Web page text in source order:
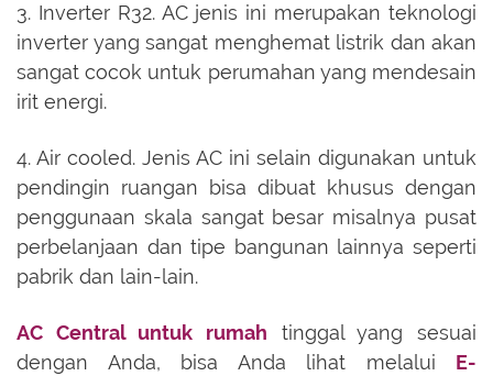
3. Inverter R32. AC jenis ini merupakan teknologi
inverter yang sangat menghemat listrik dan akan
sangat cocok untuk perumahan yang mendesain
irit energi.
4. Air cooled. Jenis AC ini selain digunakan untuk
pendingin ruangan bisa dibuat khusus dengan
penggunaan skala sangat besar misalnya pusat
perbelanjaan dan tipe bangunan lainnya seperti
pabrik dan lain-lain.
AC Central untuk rumah tinggal yang sesuai
dengan Anda, bisa Anda lihat melalui E-